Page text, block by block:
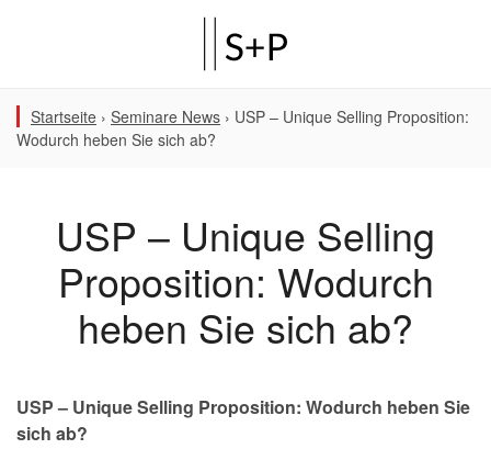
Startseite › Seminare News › USP – Unique Selling Proposition:
Wodurch heben Sie sich ab?
USP – Unique Selling
Proposition: Wodurch
heben Sie sich ab?
USP – Unique Selling Proposition: Wodurch heben Sie
sich ab?